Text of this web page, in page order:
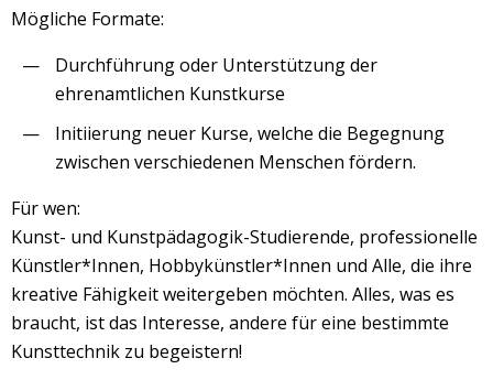
Mögliche Formate:
Durchführung oder Unterstützung der
ehrenamtlichen Kunstkurse
Initiierung neuer Kurse, welche die Begegnung
zwischen verschiedenen Menschen fördern.
Für wen:
Kunst- und Kunstpädagogik-Studierende, professionelle
Künstler*Innen, Hobbykünstler*Innen und Alle, die ihre
kreative Fähigkeit weitergeben möchten. Alles, was es
braucht, ist das Interesse, andere für eine bestimmte
Kunsttechnik zu begeistern!